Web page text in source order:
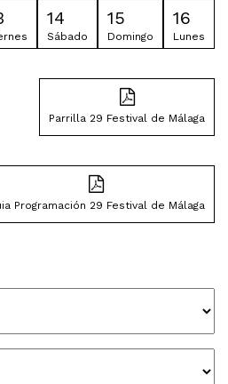
14
Sábado
15
Domingo
16
Lunes
Parrilla 29 Festival de Málaga
Programación 29 Festival de Málaga